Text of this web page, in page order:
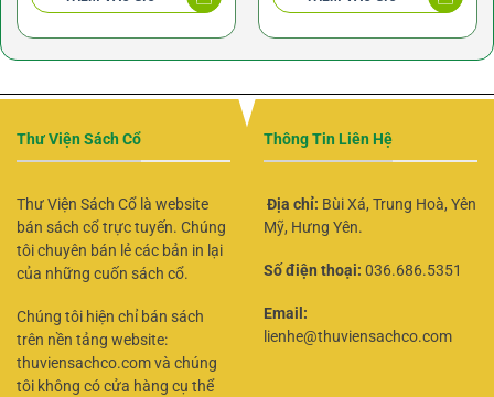
Thư Viện Sách Cổ
Thư Viện Sách Cổ là website
bán sách cổ trực tuyến. Chúng
tôi chuyên bán lẻ các bản in lại
của những cuốn sách cổ.
Chúng tôi hiện chỉ bán sách
trên nền tảng website:
thuviensachco.com và chúng
tôi không có cửa hàng cụ thể
Thông Tin Liên Hệ
Địa chỉ: Bùi Xá, Trung Hoà, Yên
Mỹ, Hưng Yên.
Số điện thoại: 036.686.5351
Email:
lienhe@thuviensachco.com